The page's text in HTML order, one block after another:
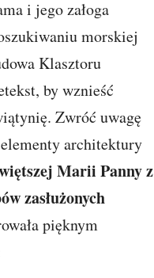
i jego załoga
morskiej
Klasztoru
by wznieść
Zwróć uwagę
architektury
Marii Panny z
zasłużonych
pięknym